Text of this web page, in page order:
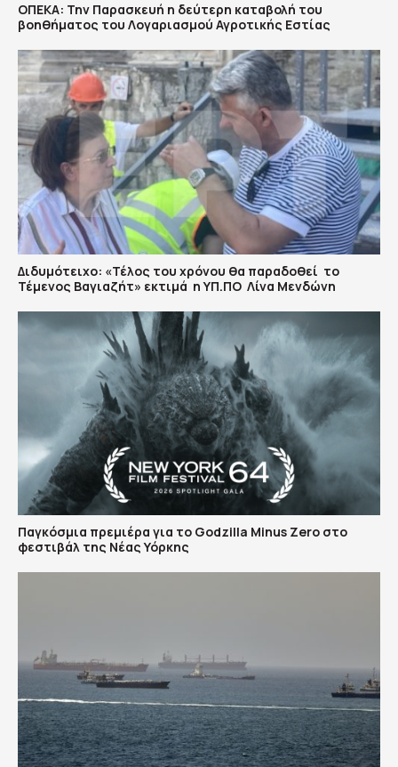
ΟΠΕΚΑ: Την Παρασκευή η δεύτερη καταβολή του
βοηθήματος του Λογαριασμού Αγροτικής Εστίας
Διδυμότειχο: «Τέλος του χρόνου θα παραδοθεί το
Τέμενος Βαγιαζήτ» εκτιμά η ΥΠ.ΠΟ Λίνα Μενδώνη
Παγκόσμια πρεμιέρα για το Godzilla Minus Zero στο
φεστιβάλ της Νέας Υόρκης